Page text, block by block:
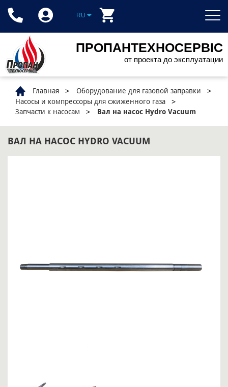
ПРОПАНТЕХНОСЕРВІС
от проекта до эксплуатации
RU
Главная
Оборудование для газовой заправки
Насосы и компрессоры для сжиженного газа
Запчасти к насосам
Вал на насос Hydro Vacuum
ВАЛ НА НАСОС HYDRO VACUUM